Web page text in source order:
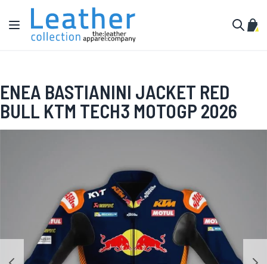
Hoppa till innehållet
Växla Nav
Min
ENEA BASTIANINI JACKET RED
BULL KTM TECH3 MOTOGP 2026